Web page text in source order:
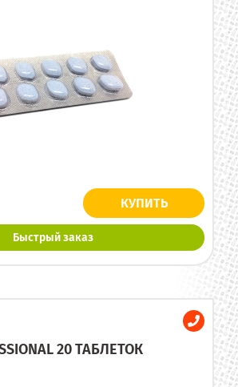
КУПИТЬ
Быстрый заказ
20 ТАБЛЕТОК